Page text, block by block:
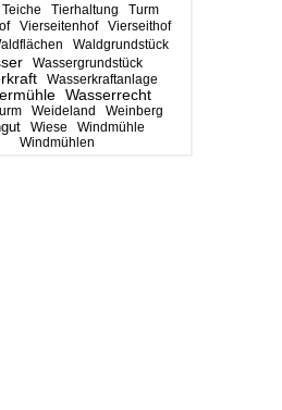
Teiche Tierhaltung
Turm
Vierseitenhof Vierseithof
Waldgrundstück
Wassergrundstück
Wasserkraftanlage
Wasserrecht
Weideland Weinberg
Wiese
Windmühle
Windmühlen